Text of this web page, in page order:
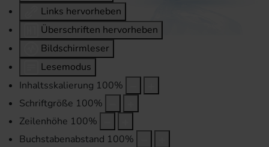
Links hervorheben
Überschriften hervorheben
Bildschirmleser
Lesemodus
Inhaltsskalierung 100%
Schriftgröße 100%
Zeilenhöhe 100%
Buchstabenabstand 100%